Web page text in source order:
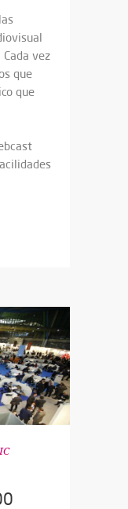
vez
que
que